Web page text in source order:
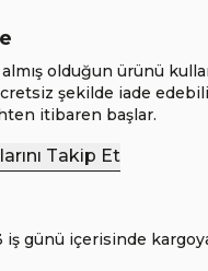
olduğun ürünü
şekilde iade
itibaren başlar.
Takip Et
iş günü içerisinde